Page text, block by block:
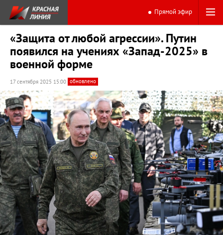
Прямой эфир
«Защита от любой агрессии». Путин
появился на учениях «Запад-2025» в
военной форме
17 сентября 2025 15:00 обновлено